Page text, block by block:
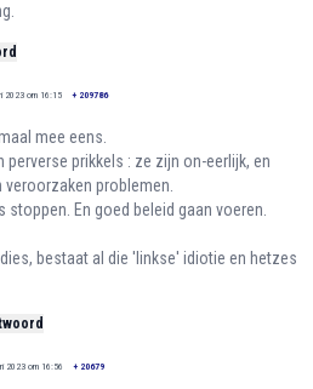
2023 om 16:15 + 209786
mee eens.
perverse prikkels : ze zijn on-eerlijk, en
veroorzaken problemen.
stoppen. En goed beleid gaan voeren.
bestaat al die 'linkse' idiotie en hetzes
2023 om 16:56 + 20679